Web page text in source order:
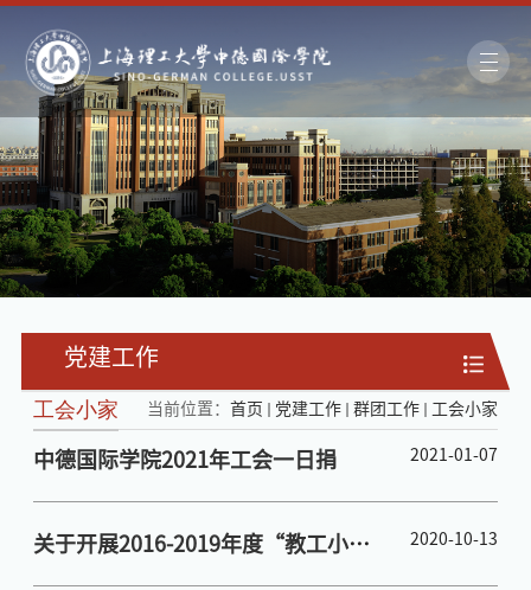
党建工作
当前位置：首页 党建工作 群团工作 工会小家
工会小家
中德国际学院2021年工会一日捐 2021-01-07
关于开展2016-2019年度“教工小
2020-10-13